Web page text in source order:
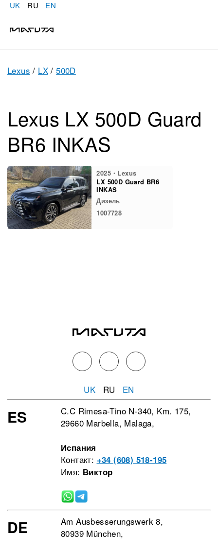
UK RU EN
Lexus / LX / 500D
Lexus LX 500D Guard
BR6 INKAS
2025・Lexus
LX 500D Guard BR6
INKAS
Дизель
1007728
UK RU EN
ES
C.C Rimesa-Tino N-340, Km. 175,
29660 Marbella, Malaga,
Испания
Контакт: +34 (608) 518-195
Имя: Виктор
DE
Am Ausbesserungswerk 8,
80939 München,